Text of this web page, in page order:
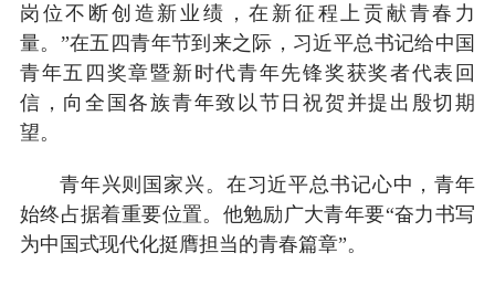
岗位不断创造新业绩，在新征程上贡献青春力
量。”在五四青年节到来之际，习近平总书记给中国
青年五四奖章暨新时代青年先锋奖获奖者代表回
信，向全国各族青年致以节日祝贺并提出殷切期
望。
青年兴则国家兴。在习近平总书记心中，青年
始终占据着重要位置。他勉励广大青年要“奋力书写
为中国式现代化挺膺担当的青春篇章”。